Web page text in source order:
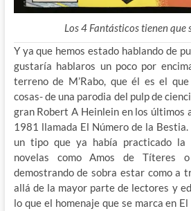
Los 4 Fantásticos tienen que
Y ya que hemos estado hablando de
gustaría hablaros un poco por
terreno de M’Rabo, que él es el
cosas- de una parodia del pulp de
gran Robert A Heinlein en los últimos
1981 llamada El Número de la
un tipo que ya había practicado la
novelas como Amos de Títeres
demostrando de sobra estar como a
allá de la mayor parte de lectores y
lo que el homenaje que se marca en